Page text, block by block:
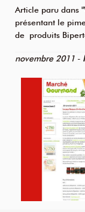
Article paru dans
présentant le
de produits
novembre 2011 -